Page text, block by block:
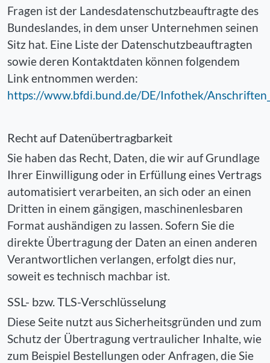
Fragen ist der Landesdatenschutzbeauftragte des
Bundeslandes, in dem unser Unternehmen seinen
Sitz hat. Eine Liste der Datenschutzbeauftragten
sowie deren Kontaktdaten können folgendem
Link entnommen werden:
https://www.bfdi.bund.de/DE/Infothek/
Recht auf Datenübertragbarkeit
Sie haben das Recht, Daten, die wir auf Grundlage
Ihrer Einwilligung oder in Erfüllung eines Vertrags
automatisiert verarbeiten, an sich oder an einen
Dritten in einem gängigen, maschinenlesbaren
Format aushändigen zu lassen. Sofern Sie die
direkte Übertragung der Daten an einen anderen
Verantwortlichen verlangen, erfolgt dies nur,
soweit es technisch machbar ist.
SSL- bzw. TLS-Verschlüsselung
Diese Seite nutzt aus Sicherheitsgründen und zum
Schutz der Übertragung vertraulicher Inhalte, wie
zum Beispiel Bestellungen oder Anfragen, die Sie